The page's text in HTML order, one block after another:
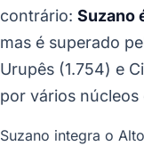
contrário: Suzano
mas é superado
Urupês (1.754) e
por vários núcleos
Suzano integra o